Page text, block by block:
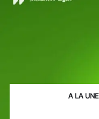
A LA UNE